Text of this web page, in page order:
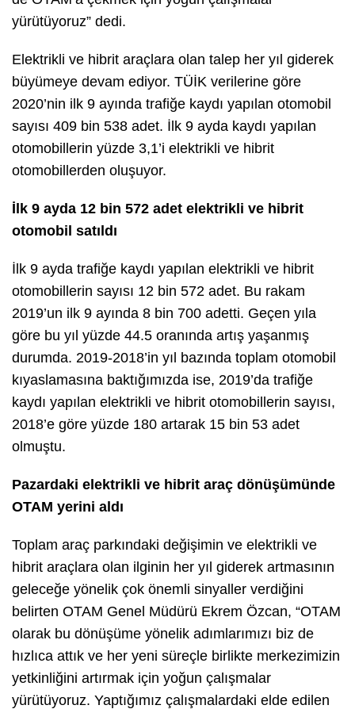
yürütüyoruz” dedi.
Elektrikli ve hibrit araçlara olan talep her yıl giderek
büyümeye devam ediyor. TÜİK verilerine göre
2020’nin ilk 9 ayında trafiğe kaydı yapılan otomobil
sayısı 409 bin 538 adet. İlk 9 ayda kaydı yapılan
otomobillerin yüzde 3,1’i elektrikli ve hibrit
otomobillerden oluşuyor.
İlk 9 ayda 12 bin 572 adet elektrikli ve hibrit
otomobil satıldı
İlk 9 ayda trafiğe kaydı yapılan elektrikli ve hibrit
otomobillerin sayısı 12 bin 572 adet. Bu rakam
2019’un ilk 9 ayında 8 bin 700 adetti. Geçen yıla
göre bu yıl yüzde 44.5 oranında artış yaşanmış
durumda. 2019-2018’in yıl bazında toplam otomobil
kıyaslamasına baktığımızda ise, 2019’da trafiğe
kaydı yapılan elektrikli ve hibrit otomobillerin sayısı,
2018’e göre yüzde 180 artarak 15 bin 53 adet
olmuştu.
Pazardaki elektrikli ve hibrit araç dönüşümünde
OTAM yerini aldı
Toplam araç parkındaki değişimin ve elektrikli ve
hibrit araçlara olan ilginin her yıl giderek artmasının
geleceğe yönelik çok önemli sinyaller verdiğini
belirten OTAM Genel Müdürü Ekrem Özcan, “OTAM
olarak bu dönüşüme yönelik adımlarımızı biz de
hızlıca attık ve her yeni süreçle birlikte merkezimizin
yetkinliğini artırmak için yoğun çalışmalar
yürütüyoruz. Yaptığımız çalışmalardaki elde edilen